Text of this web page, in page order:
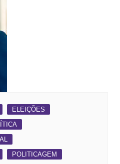
ELEIÇÕES
POLITICAGEM